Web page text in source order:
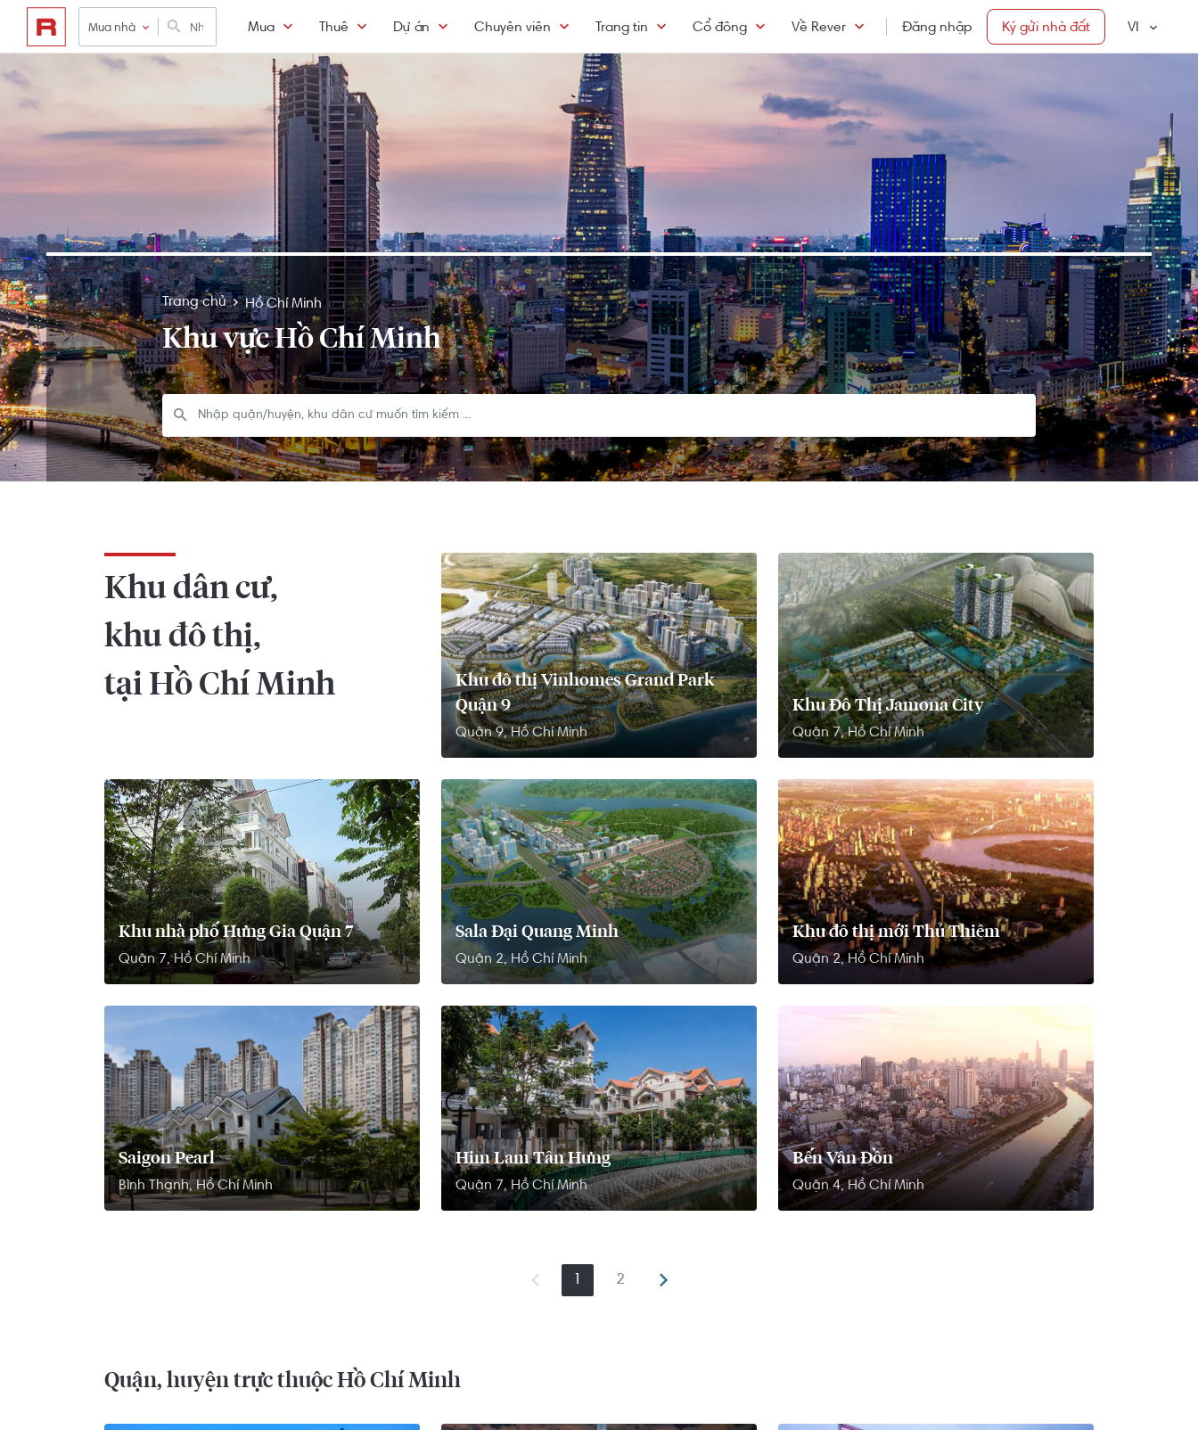
Mua nhà Mua Thuê Dự án Chuyên viên Trang tin Cổ đông Về Rever Đăng nhập Ký gửi nhà đất VI
Trang chủ Hồ Chí Minh
Khu vực Hồ Chí Minh
Khu dân cư,
khu đô thị,
tại Hồ Chí Minh
Khu đô thị Vinhomes Grand Park
Quận 9
Quận 9, Hồ Chí Minh
Khu Đô Thị Jamona City
Quận 7, Hồ Chí Minh
Khu nhà phố Hưng Gia Quận 7
Quận 7, Hồ Chí Minh
Sala Đại Quang Minh
Quận 2, Hồ Chí Minh
Khu đô thị mới Thủ Thiêm
Quận 2, Hồ Chí Minh
Saigon Pearl
Bình Thạnh, Hồ Chí Minh
Him Lam Tân Hưng
Quận 7, Hồ Chí Minh
Bến Vân Đồn
Quận 4, Hồ Chí Minh
2
Quận, huyện trực thuộc Hồ Chí Minh